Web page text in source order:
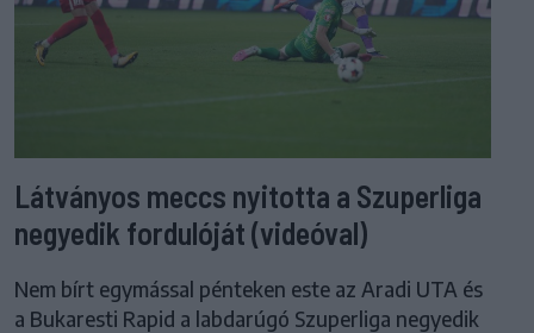
Látványos meccs nyitotta a Szuperliga
negyedik fordulóját (videóval)
Nem bírt egymással pénteken este az Aradi UTA és
a Bukaresti Rapid a labdarúgó Szuperliga negyedik